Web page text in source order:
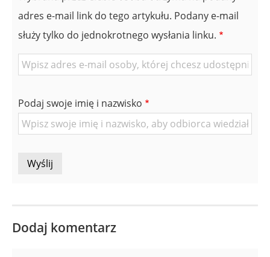
adres e-mail link do tego artykułu. Podany e-mail
służy tylko do jednokrotnego wysłania linku.
E-
znajomej
Osoby
Podaj swoje imię i nazwisko
Dodaj komentarz